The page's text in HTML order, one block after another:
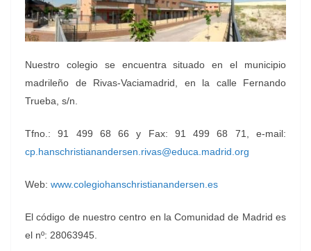
Nuestro colegio se encuentra situado en el municipio
madrileño de Rivas-Vaciamadrid, en la calle Fernando
Trueba, s/n.
Tfno.: 91 499 68 66 y Fax: 91 499 68 71, e-mail:
cp.hanschristianandersen.rivas@educa.madrid.org
Web: www.colegiohanschristianandersen.es
El código de nuestro centro en la Comunidad de Madrid es
el nº: 28063945.